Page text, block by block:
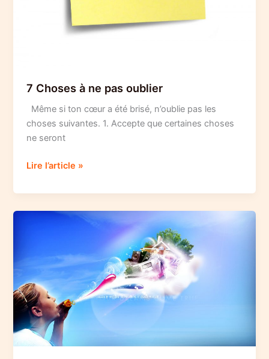
7 Choses à ne pas oublier
Même si ton cœur a été brisé, n’oublie pas les
choses suivantes. 1. Accepte que certaines choses
ne seront
7
à
ne
Lire l’article »